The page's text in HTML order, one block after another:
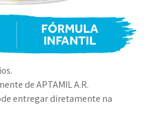
de APTAMIL A.R.
entregar diretamente na